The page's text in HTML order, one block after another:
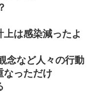
は感染減ったよ
念など人々の行動
なっただけ